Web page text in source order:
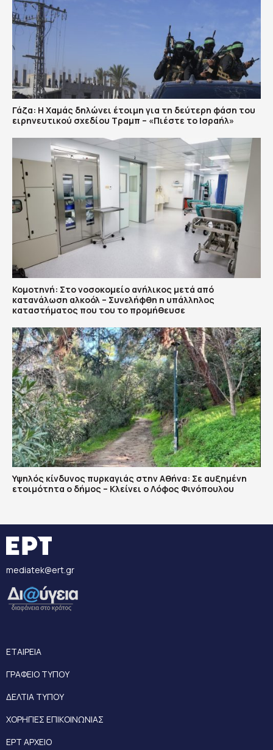
Γάζα: Η Χαμάς δηλώνει έτοιμη για τη δεύτερη φάση του
ειρηνευτικού σχεδίου Τραμπ – «Πιέστε το Ισραήλ»
Κομοτηνή: Στο νοσοκομείο ανήλικος μετά από
κατανάλωση αλκοόλ – Συνελήφθη η υπάλληλος
καταστήματος που του το προμήθευσε
Υψηλός κίνδυνος πυρκαγιάς στην Αθήνα: Σε αυξημένη
ετοιμότητα ο δήμος – Κλείνει ο Λόφος Φινόπουλου
mediatek@ert.gr
ΕΤΑΙΡΕΙΑ
ΓΡΑΦΕΙΟ ΤΥΠΟΥ
ΔΕΛΤΙΑ ΤΥΠΟΥ
ΧΟΡΗΓΙΕΣ ΕΠΙΚΟΙΝΩΝΙΑΣ
ΕΡΤ ΑΡΧΕΙΟ